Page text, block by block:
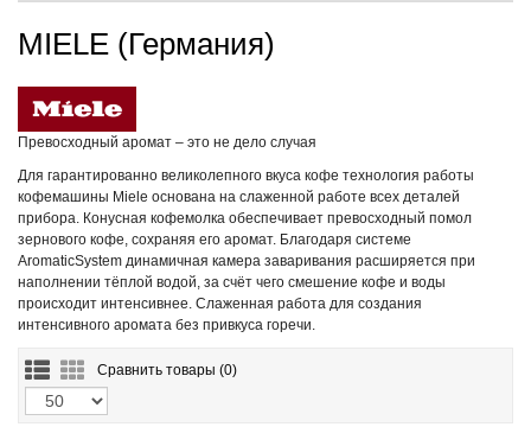
MIELE (Германия)
Превосходный аромат – это не дело случая
Для гарантированно великолепного вкуса кофе технология работы
кофемашины Miele основана на слаженной работе всех деталей
прибора. Конусная кофемолка обеспечивает превосходный помол
зернового кофе, сохраняя его аромат. Благодаря системе
AromaticSystem динамичная камера заваривания расширяется при
наполнении тёплой водой, за счёт чего смешение кофе и воды
происходит интенсивнее. Слаженная работа для создания
интенсивного аромата без привкуса горечи.
Сравнить товары (0)